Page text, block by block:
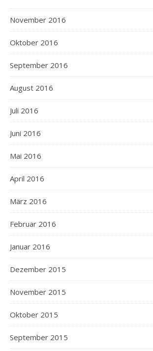
November 2016
Oktober 2016
September 2016
August 2016
Juli 2016
Juni 2016
Mai 2016
April 2016
März 2016
Februar 2016
Januar 2016
Dezember 2015
November 2015
Oktober 2015
September 2015